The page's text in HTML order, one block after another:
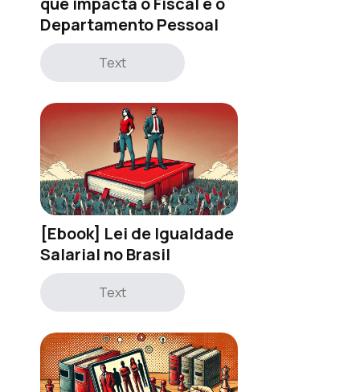
Departamento Pessoal
Text
[Ebook] Lei de Igualdade
Salarial no Brasil
Text